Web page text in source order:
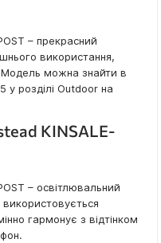
– прекрасний
використання,
можна знайти в
у розділі Outdoor на
KINSALE-
– освітлювальний
гармонує з відтінком